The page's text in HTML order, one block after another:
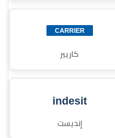
كاريير
إنديست